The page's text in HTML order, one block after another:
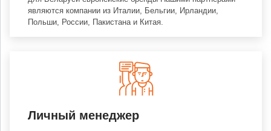
являются компании из Италии, Бельгии, Ирландии,
Польши, России, Пакистана и Китая.
Личный менеджер